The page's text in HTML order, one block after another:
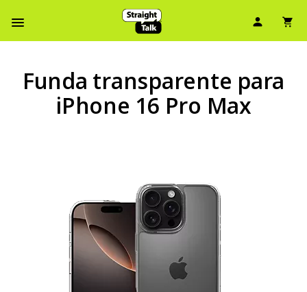
Menú de barra de navegación
Ícono
Funda transparente para
iPhone 16 Pro Max